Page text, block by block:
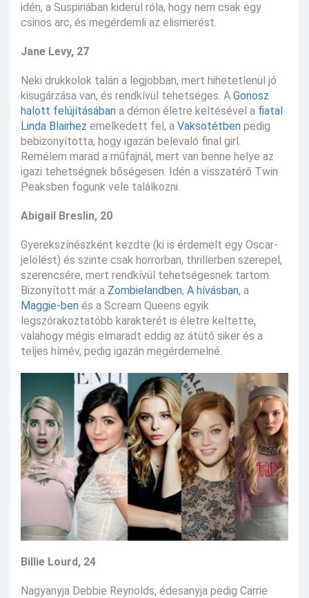
idén, a Suspiriában kiderül róla, hogy nem csak egy
csinos arc, és megérdemli az elismerést.
Jane Levy, 27
Neki drukkolok talán a legjobban, mert hihetetlenül jó
kisugárzása van, és rendkívül tehetséges. A Gonosz
halott felújításában a démon életre keltésével a fiatal
Linda Blairhez emelkedett fel, a Vaksötétben pedig
bebizonyította, hogy igazán belevaló final girl.
Remélem marad a műfajnál, mert van benne helye az
igazi tehetségnek bőségesen. Idén a visszatérő Twin
Peaksben fogunk vele találkozni.
Abigail Breslin, 20
Gyerekszínészként kezdte (ki is érdemelt egy Oscar-
jelölést) és szinte csak horrorban, thrillerben szerepel,
szerencsére, mert rendkívül tehetségesnek tartom.
Bizonyított már a Zombielandben, A hívásban, a
Maggie-ben és a Scream Queens egyik
legszórakoztatóbb karakterét is életre keltette,
valahogy mégis elmaradt eddig az átütő siker és a
teljes hírnév, pedig igazán megérdemelné.
Billie Lourd, 24
Nagyanyja Debbie Reynolds, édesanyja pedig Carrie